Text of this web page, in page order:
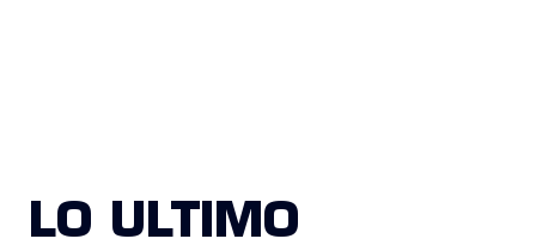
LO ULTIMO